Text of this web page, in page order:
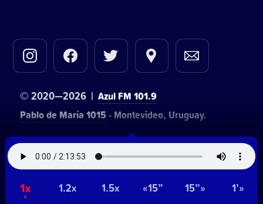
1x 1.2x 1.5x «15” 15”» 1’»
© 2020—2026 | Azul FM 101.9
Pablo de María 1015- Montevideo, Uruguay.
Contacto comercial:Walter Lapachian• Hosting:
NetUy
Privacidad~Términos y condiciones